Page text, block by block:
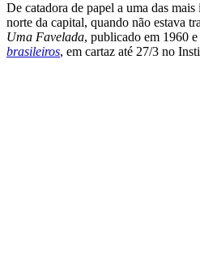
De catadora de papel a uma das
norte da capital, quando não estava
Uma Favelada, publicado em 1960
brasileiros, em cartaz até 27/3 no